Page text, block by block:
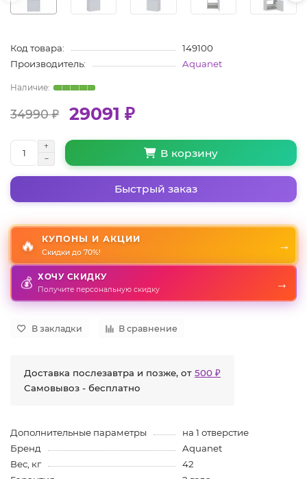
Код товара:
149100
Производитель:
Aquanet
34990 ₽ 29091 ₽
В корзину
Быстрый заказ
🔥 КУПОНЫ И АКЦИИ
Скидки до 70%!
→
💰 ХОЧУ СКИДКУ
Получите персональную скидку →
В закладки В сравнение
Доставка послезавтра и позже, от 500 ₽
Самовывоз - бесплатно
Дополнительные параметры
на 1 отверстие
Бренд
Aquanet
Вес, кг
42